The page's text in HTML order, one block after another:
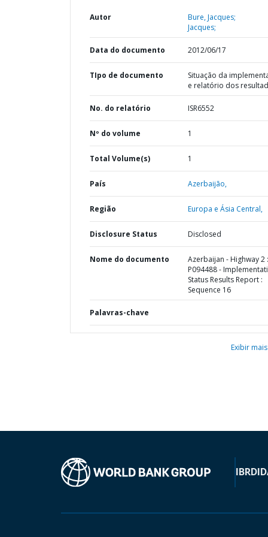
Autor
Bure, Jacques;
Jacques;
Data do documento 2012/06/17
TIpo de documento
Situação da
e relatório dos
No. do relatório ISR6552
Nº do volume 1
Total Volume(s) 1
País Azerbaijão,
Região Europa e Ásia Central,
Disclosure Status Disclosed
Nome do documento
Azerbaijan - Highway 2 :
P094488 -
Status Results Report :
Sequence 16
Palavras-chave
Exibir mais
IBRD